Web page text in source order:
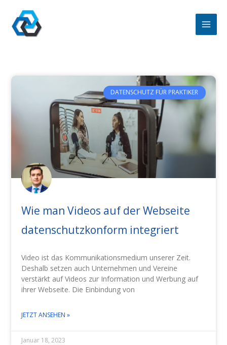
Inhalt
springen
DATENSCHUTZ FÜR PRAKTIKER
Wie man Videos auf der Webseite
datenschutzkonform integriert
Video ist das Kommunikationsmedium unserer Zeit.
Deshalb setzen auch Unternehmen und Vereine
verstärkt auf Videos zur Information und Werbung auf
ihrer Webseite. Die Einbindung von
JETZT ANSEHEN »
Januar 18, 2023